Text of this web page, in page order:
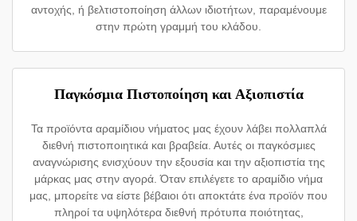
αντοχής, ή βελτιστοποίηση άλλων ιδιοτήτων, παραμένουμε
στην πρώτη γραμμή του κλάδου.
Παγκόσμια Πιστοποίηση και Αξιοπιστία
Τα προϊόντα αραμίδιου νήματος μας έχουν λάβει πολλαπλά
διεθνή πιστοποιητικά και βραβεία. Αυτές οι παγκόσμιες
αναγνώρισης ενισχύουν την εξουσία και την αξιοπιστία της
μάρκας μας στην αγορά. Όταν επιλέγετε το αραμίδιο νήμα
μας, μπορείτε να είστε βέβαιοι ότι αποκτάτε ένα προϊόν που
πληροί τα υψηλότερα διεθνή πρότυπα ποιότητας,